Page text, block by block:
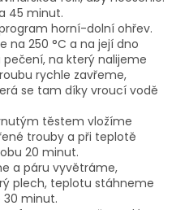
45 minut.
horní-dolní ohřev.
na 250 °C a na její dno
na který nalijeme
rychle zavřeme,
se tam díky vroucí vodě
těstem vložíme
trouby a při teplotě
20 minut.
a páru vyvětráme,
plech, teplotu stáhneme
30 minut.